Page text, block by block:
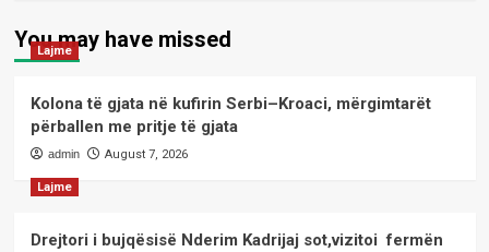
You may have missed
Lajme
Kolona të gjata në kufirin Serbi–Kroaci, mërgimtarët
përballen me pritje të gjata
admin August 7, 2026
Lajme
Drejtori i bujqësisë Nderim Kadrijaj sot,vizitoi fermën